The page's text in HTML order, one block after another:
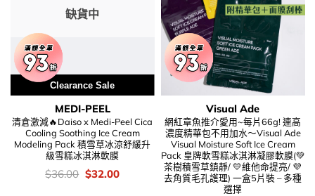
Clearance Sale
缺貨中
MEDI-PEEL
清倉激減🔥Daiso x Medi-Peel Cica
Cooling Soothing Ice Cream
Modeling Pack 積雪草冰涼舒緩升
級雪糕冰淇淋軟膜
價
錢：
$36.00 Original
price
$32.00Current
Visual Ade
網紅章魚推介愛用~每片66g! 連高
濃度精華包不用加水～Visual Ade
Visual Moisture Soft Ice Cream
Pack 皇牌軟雪糕冰淇淋凝膠軟膜(💚
茶樹積雪草鎮靜/ 💛維他命提亮/ 💜
去角質毛孔護理) 一盒5片裝 – 多種
選擇